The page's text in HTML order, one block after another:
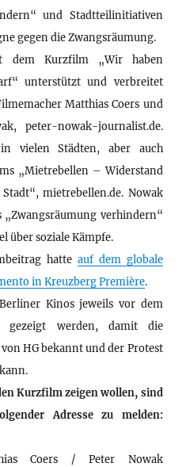
und Stadtteilinitiativen
gegen die Zwangsräumung.
dem Kurzfilm „Wir haben
unterstützt und verbreitet
Matthias Coers und
peter-nowak-journalist.de.
vielen Städten, aber auch
„Mietrebellen – Widerstand
mietrebellen.de. Nowak
„Zwangsräumung verhindern“
über soziale Kämpfe.
hatte auf dem globale
in Kreuzberg Première.
Kinos jeweils vor dem
gezeigt werden, damit die
HG bekannt und der Protest
Kurzfilm zeigen wollen, sind
Adresse zu melden:
Coers / Peter Nowak